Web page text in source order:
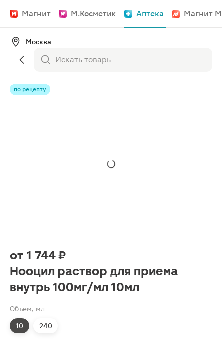
Магнит М.Косметик Аптека Магнит
Москва
по рецепту
от 1 744 ₽
Нооцил раствор для приема
внутрь 100мг/мл 10мл
Объем, мл
10 240